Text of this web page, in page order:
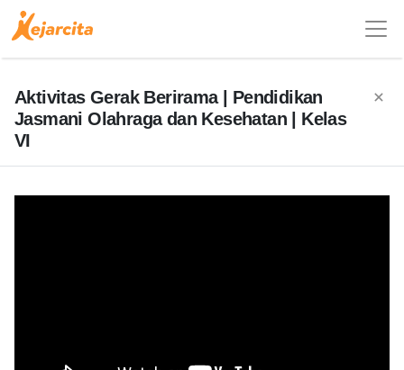
Aktivitas Gerak Berirama | Pendidikan
Jasmani Olahraga dan Kesehatan | Kelas
VI